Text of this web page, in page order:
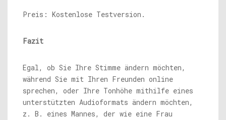
Preis: Kostenlose Testversion.
Fazit
Egal, ob Sie Ihre Stimme ändern möchten,
während Sie mit Ihren Freunden online
sprechen, oder Ihre Tonhöhe mithilfe eines
unterstützten Audioformats ändern möchten,
z. B. eines Mannes, der wie eine Frau